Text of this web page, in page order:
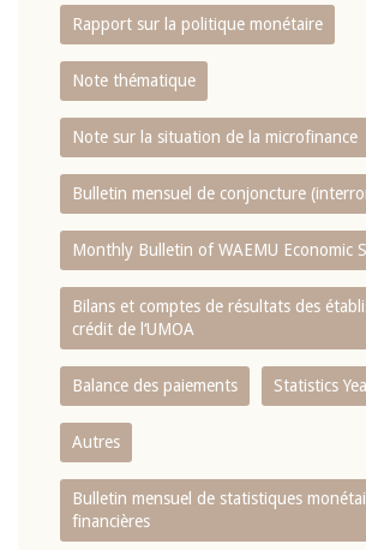
Rapport sur la politique monétaire
Note thématique
Note sur la situation de la microfinance
Bulletin mensuel de conjoncture
Monthly Bulletin of WAEMU Economic
Bilans et comptes de résultats des
crédit de l‘UMOA
Balance des paiements Statistics
Autres
Bulletin mensuel de statistiques
financières